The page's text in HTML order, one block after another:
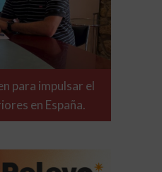
para impulsar el
en España.